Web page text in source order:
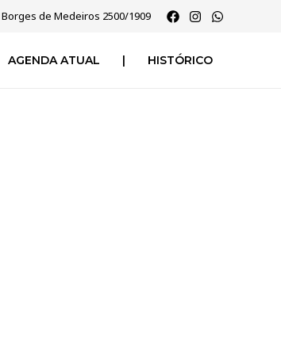
Borges de Medeiros 2500/1909
AGENDA ATUAL | HISTÓRICO